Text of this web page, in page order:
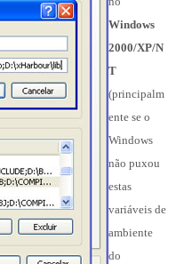
Windows
2000/XP/N
T
(principalm
ente se o
Windows
não puxou
estas
variáveis de
ambiente
do